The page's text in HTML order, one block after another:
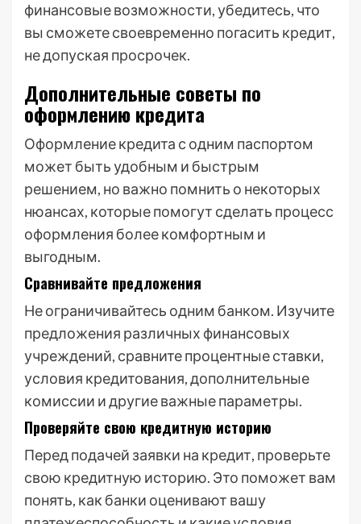
финансовые возможности, убедитесь, что
вы сможете своевременно погасить кредит,
не допуская просрочек.
Дополнительные советы по
оформлению кредита
Оформление кредита с одним паспортом
может быть удобным и быстрым
решением, но важно помнить о некоторых
нюансах, которые помогут сделать процесс
оформления более комфортным и
выгодным.
Сравнивайте предложения
Не ограничивайтесь одним банком. Изучите
предложения различных финансовых
учреждений, сравните процентные ставки,
условия кредитования, дополнительные
комиссии и другие важные параметры.
Проверяйте свою кредитную историю
Перед подачей заявки на кредит, проверьте
свою кредитную историю. Это поможет вам
понять, как банки оценивают вашу